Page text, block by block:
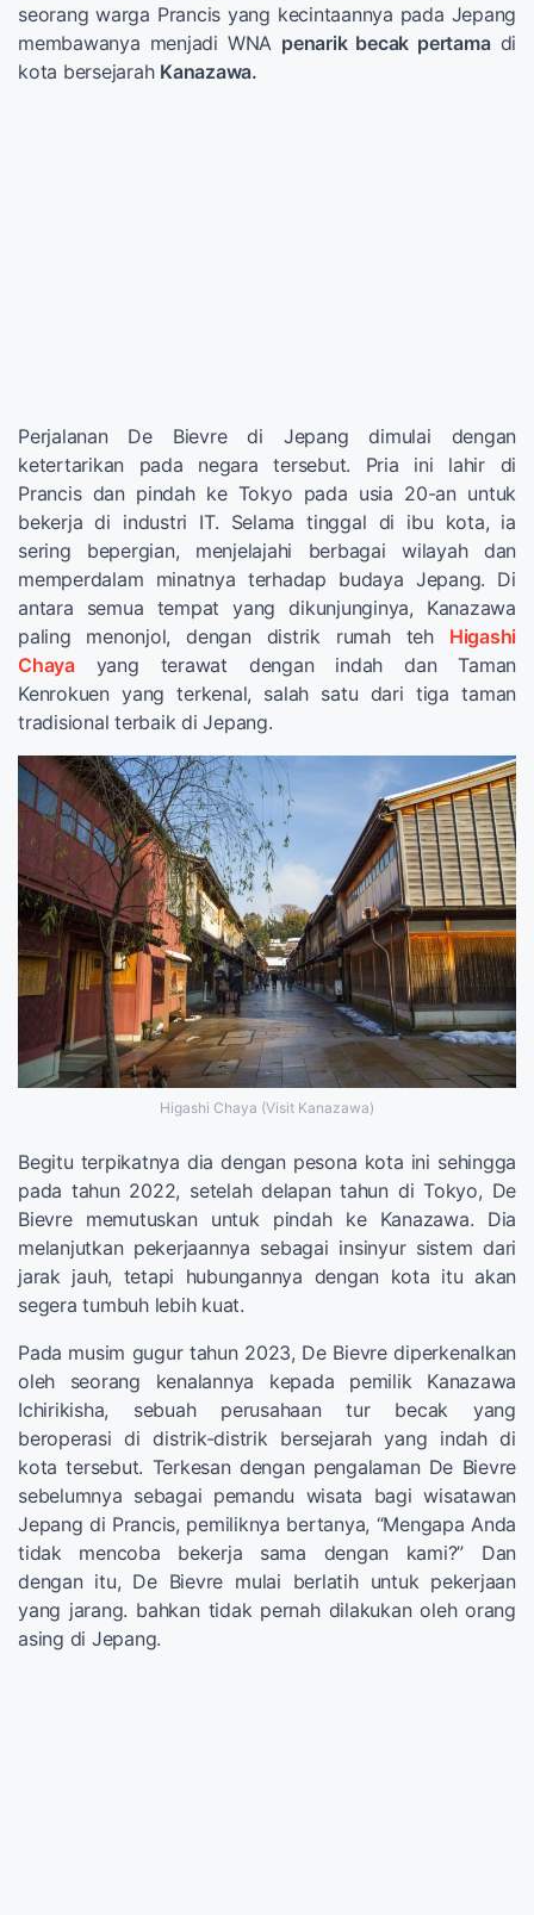
seorang warga Prancis yang kecintaannya pada Jepang
membawanya menjadi WNA penarik becak pertamadi
kota bersejarah Kanazawa.
Perjalanan De Bievre di Jepang dimulai dengan
ketertarikan pada negara tersebut. Pria ini lahir di
Prancis dan pindah ke Tokyo pada usia 20-an untuk
bekerja di industri IT. Selama tinggal di ibu kota, ia
sering bepergian, menjelajahi berbagai wilayah dan
memperdalam minatnya terhadap budaya Jepang. Di
antara semua tempat yang dikunjunginya, Kanazawa
paling menonjol, dengan distrik rumah teh Higashi
Chayayang terawat dengan indah dan Taman
Kenrokuen yang terkenal, salah satu dari tiga taman
tradisional terbaik di Jepang.
Higashi Chaya (Visit Kanazawa)
Begitu terpikatnya dia dengan pesona kota ini sehingga
pada tahun 2022, setelah delapan tahun di Tokyo, De
Bievre memutuskan untuk pindah ke Kanazawa. Dia
melanjutkan pekerjaannya sebagai insinyur sistem dari
jarak jauh, tetapi hubungannya dengan kota itu akan
segera tumbuh lebih kuat.
Pada musim gugur tahun 2023, De Bievre diperkenalkan
oleh seorang kenalannya kepada pemilik Kanazawa
Ichirikisha, sebuah perusahaan tur becak yang
beroperasi di distrik-distrik bersejarah yang indah di
kota tersebut. Terkesan dengan pengalaman De Bievre
sebelumnya sebagai pemandu wisata bagi wisatawan
Jepang di Prancis, pemiliknya bertanya, “Mengapa Anda
tidak mencoba bekerja sama dengan kami?” Dan
dengan itu, De Bievre mulai berlatih untuk pekerjaan
yang jarang. bahkan tidak pernah dilakukan oleh orang
asing di Jepang.